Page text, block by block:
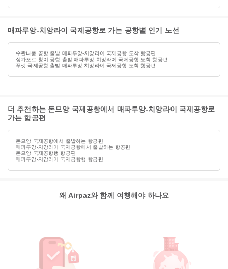
매파루앙-치앙라이 국제공항로 가는 공항별 인기 노선
수완나품 공항 출발 매파루앙-치앙라이 국제공항 도착 항공편
싱가포르 창이 공항 출발 매파루앙-치앙라이 국제공항 도착 항공편
푸껫 국제공항 출발 매파루앙-치앙라이 국제공항 도착 항공편
더 추천하는 돈므앙 국제공항에서 매파루앙-치앙라이 국제공항로
가는 항공편
돈므앙 국제공항에서 출발하는 항공편
매파루앙-치앙라이 국제공항에서 출발하는 항공편
돈므앙 국제공항행 항공편
매파루앙-치앙라이 국제공항행 항공편
왜 Airpaz와 함께 여행해야 하나요